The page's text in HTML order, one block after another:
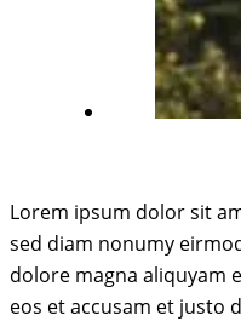
Lorem ipsum dolor sit
sed diam nonumy
dolore magna aliquyam
eos et accusam et justo